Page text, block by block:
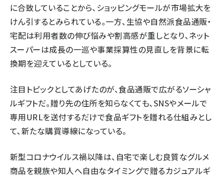
に合致していることから、ショッピングモールが市場拡大を
けん引するとみられている。一方、生協や自然派食品通販・
宅配は利用者数の伸び悩みや割高感が重しとなり、ネット
スーパーは成長の一巡や事業採算性の見直しを背景に転
換期を迎えているとしている。
注目トピックとしてあげたのが、食品通販で広がるソーシャ
ルギフトだ。贈り先の住所を知らなくても、SNSやメールで
専用URLを送付するだけで食品ギフトを贈れる仕組みとし
て、新たな購買導線になっている。
新型コロナウイルス禍以降は、自宅で楽しむ良質なグルメ
商品を親族や知人へ自由なタイミングで贈るカジュアルギ